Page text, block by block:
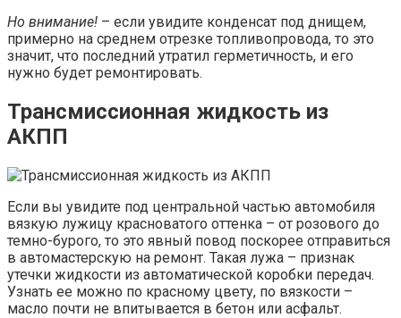
Но внимание! – если увидите конденсат под днищем,
примерно на среднем отрезке топливопровода, то это
значит, что последний утратил герметичность, и его
нужно будет ремонтировать.
Трансмиссионная жидкость из
АКПП
Если вы увидите под центральной частью автомобиля
вязкую лужицу красноватого оттенка – от розового до
темно-бурого, то это явный повод поскорее отправиться
в автомастерскую на ремонт. Такая лужа – признак
утечки жидкости из автоматической коробки передач.
Узнать ее можно по красному цвету, по вязкости –
масло почти не впитывается в бетон или асфальт.